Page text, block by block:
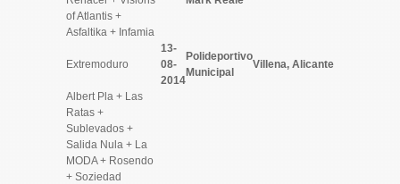
of Atlantis +
Asfaltika + Infamia
Extremoduro
13-
08-
2014
Polideportivo
Municipal
Villena, Alicante
Albert Pla + Las
Ratas +
Sublevados +
Salida Nula + La
MODA + Rosendo
+ Soziedad